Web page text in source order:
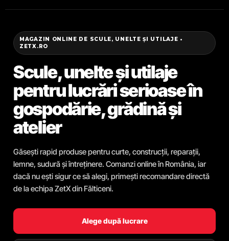
MAGAZIN ONLINE DE SCULE, UNELTE ȘI UTILAJE •
ZETX.RO
Scule, unelte și utilaje
pentru lucrări serioase în
gospodărie, grădină și
atelier
Găsești rapid produse pentru curte, construcții, reparații,
lemne, sudură și întreținere. Comanzi online în România, iar
dacă nu ești sigur ce să alegi, primești recomandare directă
de la echipa ZetX din Fălticeni.
Alege după lucrare